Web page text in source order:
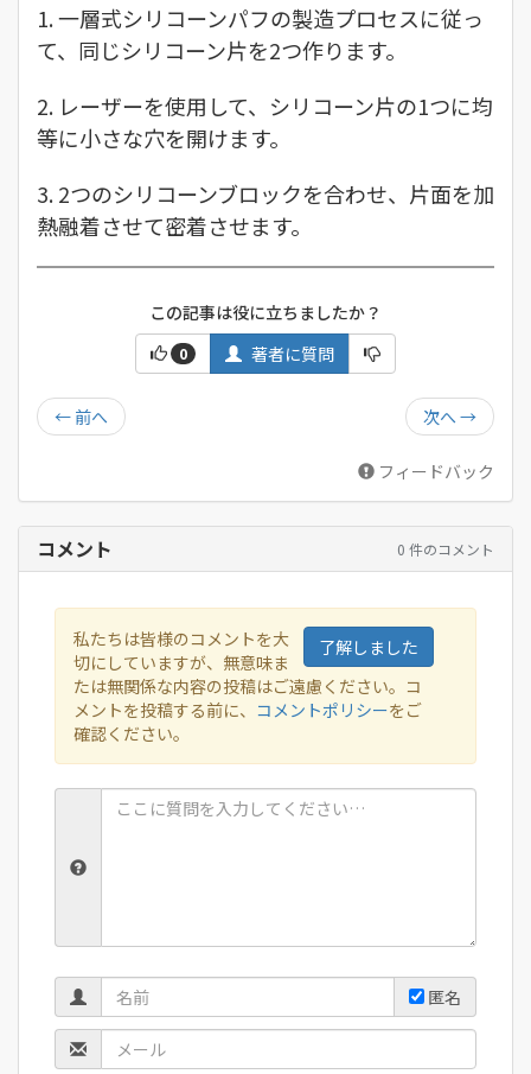
1. 一層式シリコーンパフの製造プロセスに従っ
て、同じシリコーン片を2つ作ります。
2. レーザーを使用して、シリコーン片の1つに均
等に小さな穴を開けます。
3. 2つのシリコーンブロックを合わせ、片面を加
熱融着させて密着させます。
この記事は役に立ちましたか？
0 著者に質問
← 前へ 次へ →
フィードバック
0 件のコメント
コメント
了解しました
私たちは皆様のコメントを大
切にしていますが、無意味ま
たは無関係な内容の投稿はご遠慮ください。コ
メントを投稿する前に、 コメントポリシーをご
確認ください。
匿名